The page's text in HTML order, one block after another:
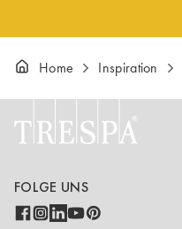
Home Inspiration
FOLGE UNS